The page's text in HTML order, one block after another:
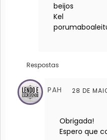
beijos
Kel
Respostas
PAH 28 DE
Obrigada!
Espero que